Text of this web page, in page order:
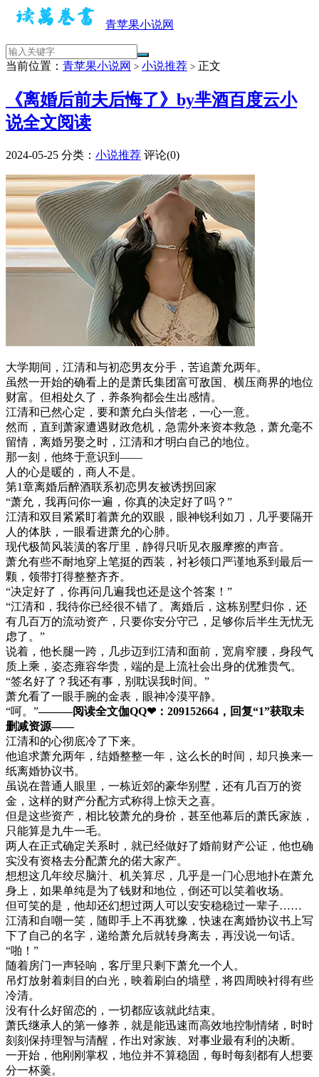
青苹果小说网
当前位置： 青苹果小说网 > 小说推荐 > 正文
《离婚后前夫后悔了》by芈酒百度云小
说全文阅读
2024-05-25 分类： 小说推荐 评论(0)
大学期间，江清和与初恋男友分手，苦追萧允两年。
虽然一开始的确看上的是萧氏集团富可敌国、横压商界的地位
财富。但相处久了，养条狗都会生出感情。
江清和已然心定，要和萧允白头偕老，一心一意。
然而，直到萧家遭遇财政危机，急需外来资本救急，萧允毫不
留情，离婚另娶之时，江清和才明白自己的地位。
那一刻，他终于意识到——
人的心是暖的，商人不是。
第1章离婚后醉酒联系初恋男友被诱拐回家
“萧允，我再问你一遍，你真的决定好了吗？”
江清和双目紧紧盯着萧允的双眼，眼神锐利如刀，几乎要隔开
人的体肤，一眼看进萧允的心肺。
现代极简风装潢的客厅里，静得只听见衣服摩擦的声音。
萧允有些不耐地穿上笔挺的西装，衬衫领口严谨地系到最后一
颗，领带打得整整齐齐。
“决定好了，你再问几遍我也还是这个答案！”
“江清和，我待你已经很不错了。离婚后，这栋别墅归你，还
有几百万的流动资产，只要你安分守己，足够你后半生无忧无
虑了。”
说着，他长腿一跨，几步迈到江清和面前，宽肩窄腰，身段气
质上乘，姿态雍容华贵，端的是上流社会出身的优雅贵气。
“签名好了？我还有事，别耽误我时间。”
萧允看了一眼手腕的金表，眼神冷漠平静。
“呵。”———阅读全文伽QQ❤：209152664，回复“1”获取未
删减资源—​​​​—
江清和的心彻底冷了下来。
他追求萧允两年，结婚整整一年，这么长的时间，却只换来一
纸离婚协议书。
虽说在普通人眼里，一栋近郊的豪华别墅，还有几百万的资
金，这样的财产分配方式称得上惊天之喜。
但是这些资产，相比较萧允的身价，甚至他幕后的萧氏家族，
只能算是九牛一毛。
两人在正式确定关系时，就已经做好了婚前财产公证，他也确
实没有资格去分配萧允的偌大家产。
想想这几年绞尽脑汁、机关算尽，几乎是一门心思地扑在萧允
身上，如果单纯是为了钱财和地位，倒还可以笑着收场。
但可笑的是，他却还幻想过两人可以安安稳稳过一辈子……
江清和自嘲一笑，随即手上不再犹豫，快速在离婚协议书上写
下了自己的名字，递给萧允后就转身离去，再没说一句话。
“啪！”
随着房门一声轻响，客厅里只剩下萧允一个人。
吊灯放射着刺目的白光，映着刷白的墙壁，将四周映衬得有些
冷清。
没有什么好留恋的，一切都应该就此结束。
萧氏继承人的第一修养，就是能迅速而高效地控制情绪，时时
刻刻保持理智与清醒，作出对家族、对事业最有利的决断。
一开始，他刚刚掌权，地位并不算稳固，每时每刻都有人想要
分一杯羹。